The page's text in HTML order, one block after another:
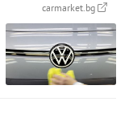
carmarket.bg